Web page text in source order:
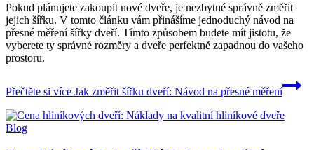
Pokud plánujete zakoupit nové dveře, je nezbytné správně změřit
jejich šířku. V tomto článku vám přinášíme jednoduchý návod na
přesné měření šířky dveří. Tímto způsobem budete mít jistotu, že
vyberete ty správné rozměry a dveře perfektně zapadnou do vašeho
prostoru.
Přečtěte si více Jak změřit šířku dveří: Návod na přesné měření
Blog